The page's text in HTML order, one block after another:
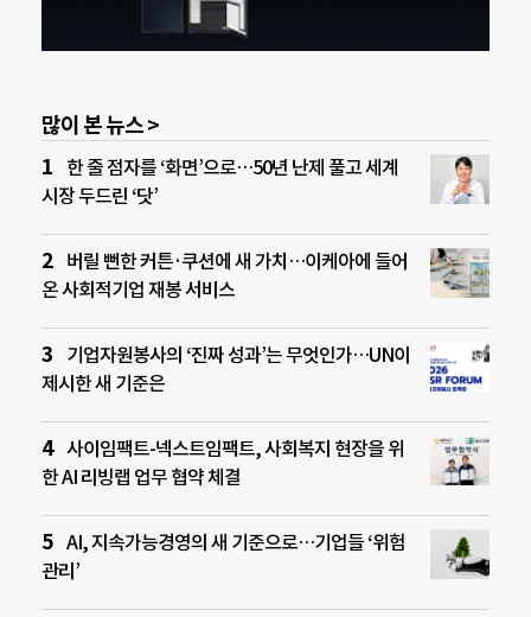
많이 본 뉴스 >
한 줄 점자를 ‘화면’으로…50년 난제 풀고 세계
시장 두드린 ‘닷’
버릴 뻔한 커튼·쿠션에 새 가치…이케아에 들어
온 사회적기업 재봉 서비스
기업자원봉사의 ‘진짜 성과’는 무엇인가…UN이
제시한 새 기준은
사이임팩트-넥스트임팩트, 사회복지 현장을 위
한 AI 리빙랩 업무 협약 체결
AI, 지속가능경영의 새 기준으로…기업들 ‘위험
관리’